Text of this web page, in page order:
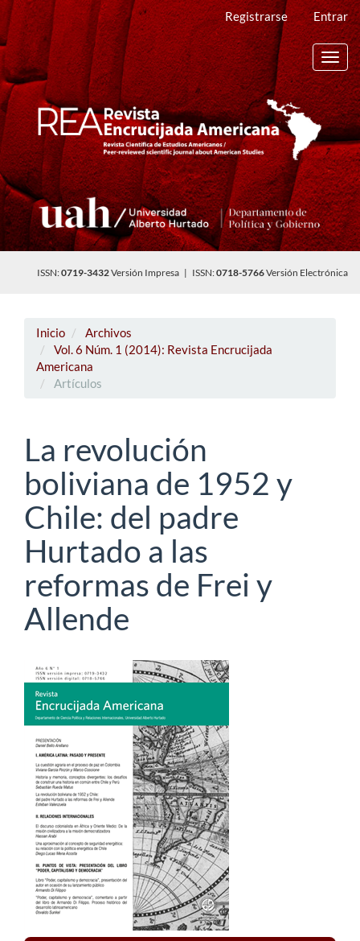
Navegación
principal
Contenido
principal
Barra
lateral
Registrarse Entrar
ISSN:0719-3432Versión Impresa | ISSN:0718-5766Versión Electrónica
Inicio
Archivos
Vol. 6 Núm. 1 (2014): Revista Encrucijada
Americana
Artículos
La revolución
boliviana de 1952 y
Chile: del padre
Hurtado a las
reformas de Frei y
Allende
Barra
lateral
del
artículo